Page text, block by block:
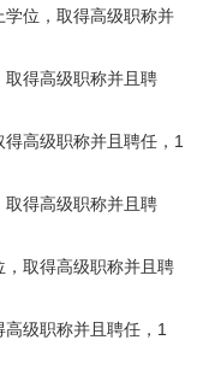
位，取得高级职称并
得高级职称并且聘
高级职称并且聘任，1
得高级职称并且聘
取得高级职称并且聘
级职称并且聘任，1